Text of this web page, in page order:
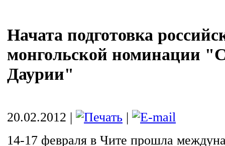
Начата подготовка
монгольской номинации
Даурии"
20.02.2012 |
|
14-17 февраля в Чите прошла